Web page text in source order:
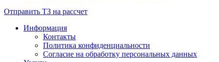
Отправить ТЗ на рассчет
Информация
Контакты
Политика конфиденциальности
Согласие на обработку персональных данных